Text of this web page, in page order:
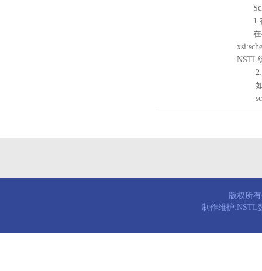
1.
在待
NSTL
2.
如需
版权所
制作维护:NSTL